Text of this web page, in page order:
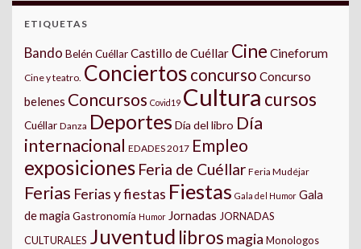
ETIQUETAS
Bando Belén CuéllarCastillo de Cuéllar Cine Cineforum
Cine y teatro. Conciertos concurso Concurso
belenes Concursos Covid19 Cultura cursos
Cuéllar Danza Deportes Día del libro Día
internacional EDADES 2017 Empleo
exposiciones Feria de Cuéllar Feria Mudéjar
Ferias Ferias y fiestas Fiestas Gala del Humor Gala
de magia Gastronomía Humor Jornadas JORNADAS
CULTURALES Juventud libros magia Monologos